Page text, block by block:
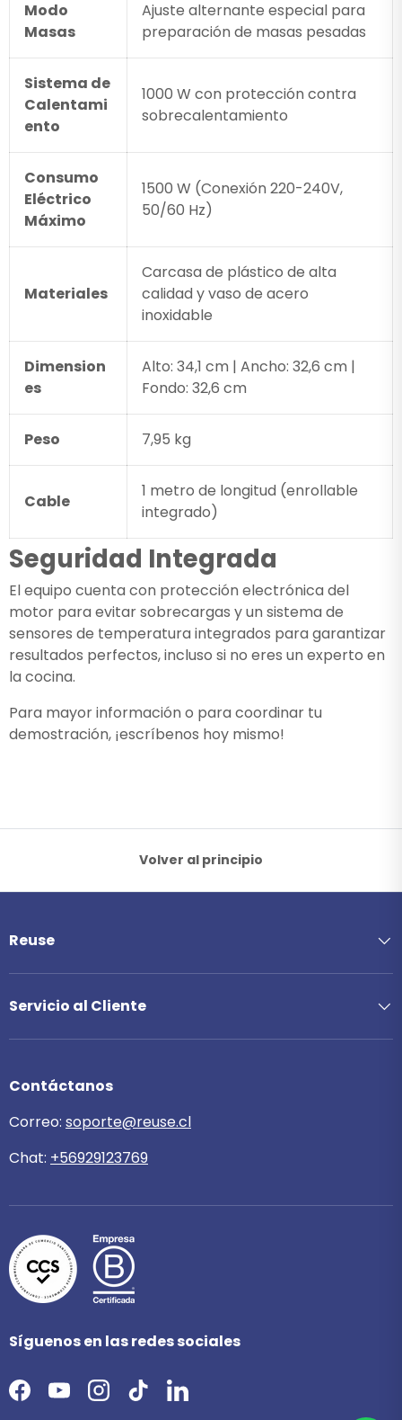
Modo
Masas
Ajuste alternante especial para
preparación de masas pesadas
Sistema de
Calentami
ento
1000 W con protección contra
sobrecalentamiento
Consumo
Eléctrico
Máximo
1500 W (Conexión 220-240V,
50/60 Hz)
Materiales
Carcasa de plástico de alta
calidad y vaso de acero
inoxidable
Dimension
es
Alto: 34,1 cm | Ancho: 32,6 cm |
Fondo: 32,6 cm
Peso 7,95 kg
Cable
1 metro de longitud (enrollable
integrado)
Seguridad Integrada
El equipo cuenta con protección electrónica del
motor para evitar sobrecargas y un sistema de
sensores de temperatura integrados para garantizar
resultados perfectos, incluso si no eres un experto en
la cocina.
Para mayor información o para coordinar tu
demostración, ¡escríbenos hoy mismo!
Volver al principio
Reuse
Servicio al Cliente
Contáctanos
Correo: soporte@reuse.cl
Chat: +56929123769
Síguenos en las redes sociales
Facebook
YouTubeInstagram
TikTokLinkedIn